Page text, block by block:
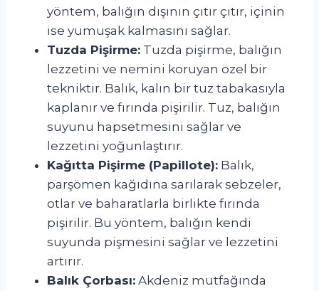
yöntem, balığın dışının çıtır çıtır, içinin
ise yumuşak kalmasını sağlar.
Tuzda Pişirme: Tuzda pişirme, balığın
lezzetini ve nemini koruyan özel bir
tekniktir. Balık, kalın bir tuz tabakasıyla
kaplanır ve fırında pişirilir. Tuz, balığın
suyunu hapsetmesini sağlar ve
lezzetini yoğunlaştırır.
Kağıtta Pişirme (Papillote): Balık,
parşömen kağıdına sarılarak sebzeler,
otlar ve baharatlarla birlikte fırında
pişirilir. Bu yöntem, balığın kendi
suyunda pişmesini sağlar ve lezzetini
artırır.
Balık Çorbası: Akdeniz mutfağında